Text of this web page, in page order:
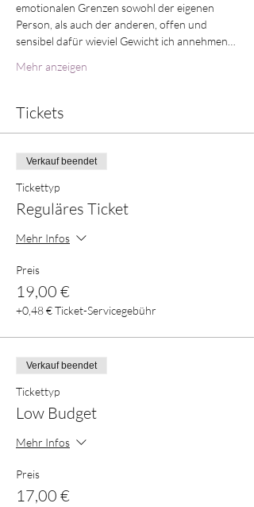
emotionalen Grenzen sowohl der eigenen
Person, als auch der anderen, offen und
sensibel dafür wieviel Gewicht ich annehmen…
Mehr anzeigen
Tickets
Verkauf beendet
Tickettyp
Reguläres Ticket
Mehr Infos
Preis
19,00 €
+0,48 € Ticket-Servicegebühr
Verkauf beendet
Tickettyp
Low Budget
Mehr Infos
Preis
17,00 €